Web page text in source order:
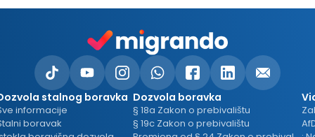
r
a
stalnog boravka
informacije
boravak
Dozvola boravka
§ 18a Zakon o prebivalištu
§ 19c Zakon o prebivalištu